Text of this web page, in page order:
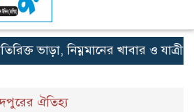
ভাড়া, নিম্নমানের খাবার ও যাত্রী
ঐতিহ্য